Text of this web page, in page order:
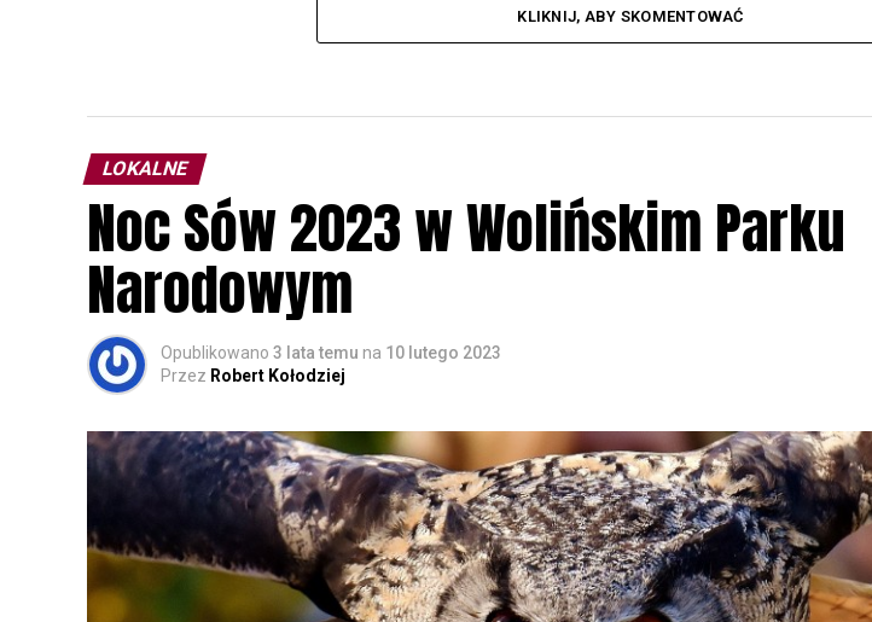
KLIKNIJ, ABY SKOMENTOWAĆ
LOKALNE
Noc Sów 2023 w Wolińskim Parku
Narodowym
Opublikowano 3 lata temu na 10 lutego 2023
Przez Robert Kołodziej